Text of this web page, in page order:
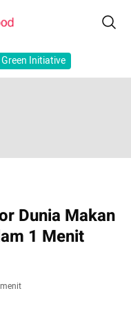
Green Initiative
Dunia Makan
1 Menit